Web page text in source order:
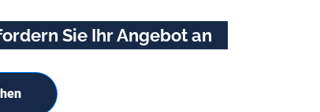
Sie Ihr Angebot an